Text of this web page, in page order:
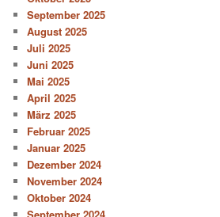
September 2025
August 2025
Juli 2025
Juni 2025
Mai 2025
April 2025
März 2025
Februar 2025
Januar 2025
Dezember 2024
November 2024
Oktober 2024